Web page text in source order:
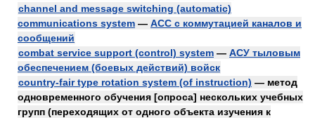
channel and message switching (automatic)
communications system — АСС с коммутацией каналов и
сообщений
combat service support (control) system — АСУ тыловым
обеспечением (боевых действий) войск
country-fair type rotation system (of instruction) — метод
одновременного обучения [опроса] нескольких учебных
групп (переходящих от одного объекта изучения к